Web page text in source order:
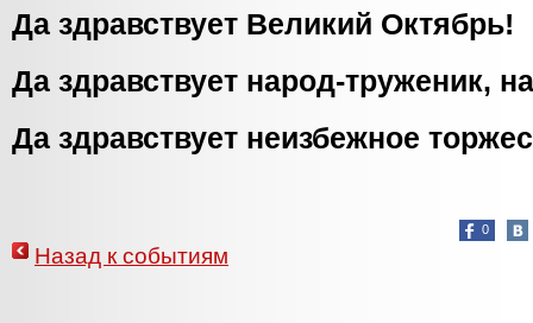
Да здравствует Великий Октябрь!
Да здравствует народ-труженик,
Да здравствует неизбежное
0
Назад к событиям